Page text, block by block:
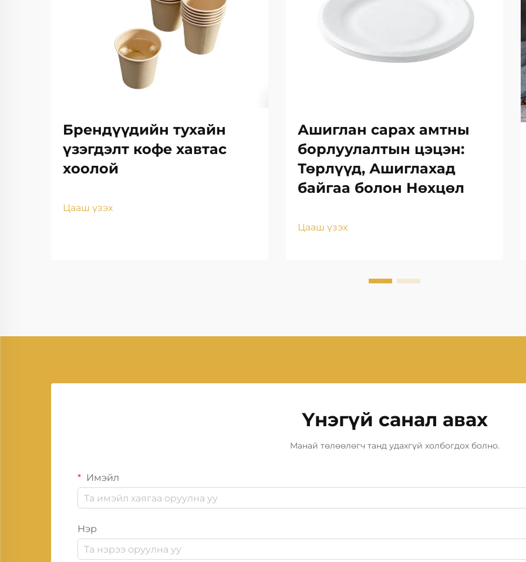
Брендүүдийн тухайн
үзэгдэлт кофе хавтас
хоолой
Цааш үзэх
Ашиглан сарах амтны
борлуулалтын цэцэн:
Төрлүүд, Ашиглахад
байгаа болон Нөхцөл
Цааш үзэх
Үнэгүй санал авах
Манай төлөөлөгч танд удахгүй холбогдох болно.
Имэйл
Нэр